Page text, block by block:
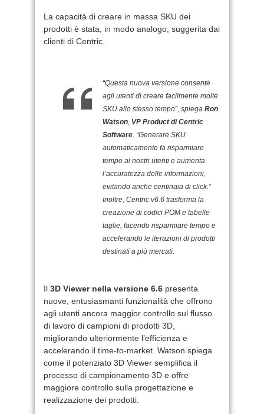
La capacità di creare in massa SKU dei
prodotti è stata, in modo analogo, suggerita dai
clienti di Centric.
“Questa nuova versione consente
agli utenti di creare facilmente molte
SKU allo stesso tempo”, spiega Ron
Watson, VP Product di Centric
Software. “Generare SKU
automaticamente fa risparmiare
tempo ai nostri utenti e aumenta
l’accuratezza delle informazioni,
evitando anche centinaia di click.”
Inoltre, Centric v6.6 trasforma la
creazione di codici POM e tabelle
taglie, facendo risparmiare tempo e
accelerando le iterazioni di prodotti
destinati a più mercati.
Il 3D Viewer nella versione 6.6 presenta
nuove, entusiasmanti funzionalità che offrono
agli utenti ancora maggior controllo sul flusso
di lavoro di campioni di prodotti 3D,
migliorando ulteriormente l’efficienza e
accelerando il time-to-market. Watson spiega
come il potenziato 3D Viewer semplifica il
processo di campionamento 3D e offre
maggiore controllo sulla progettazione e
realizzazione dei prodotti.